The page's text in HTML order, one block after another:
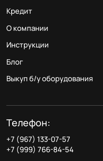
Кредит
О компании
Инструкции
Блог
Выкуп б/у оборудования
Телефон:
+7 (967) 133-07-57
+7 (999) 766-84-54